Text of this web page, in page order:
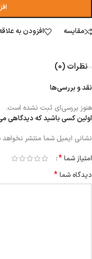
مقایسه افزودن به
نظرات (0)
نقد و بررسی‌ها
هنوز بررسی‌ای ثبت نشده است.
اولین کسی باشید که دیدگاهی می
نشانی ایمیل شما منتشر
امتیاز شما*
دیدگاه شما*